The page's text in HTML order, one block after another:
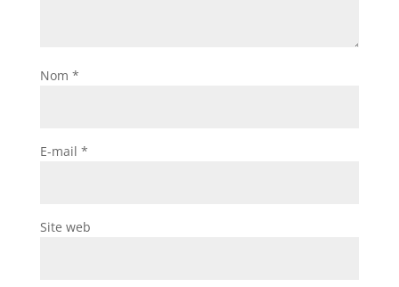
Nom *
E-mail *
Site web